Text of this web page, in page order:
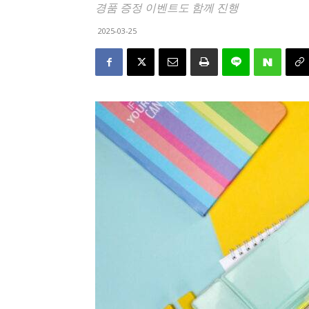
경품 증정 이벤트도 함께 진행
2025-03-25